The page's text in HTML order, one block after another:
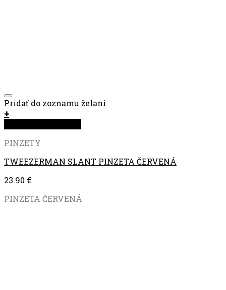
Pridať do zoznamu želaní
+
PINZETY
TWEEZERMAN SLANT PINZETA ČERVENÁ
23.90 €
PINZETA ČERVENÁ